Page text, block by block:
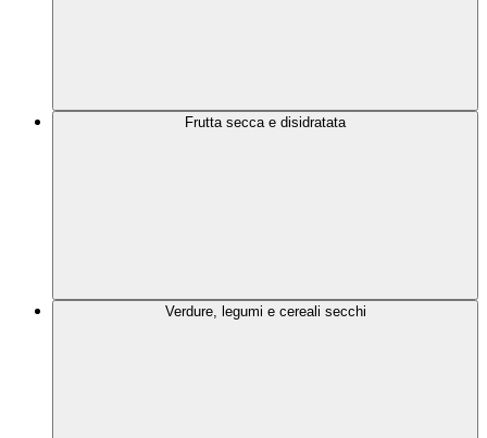
Frutta secca e disidratata
Verdure, legumi e cereali secchi